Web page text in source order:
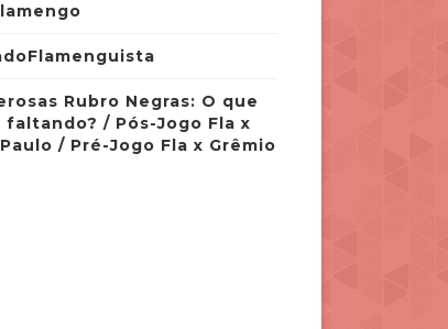
Rubro Negras: O que
faltando? / Pós-Jogo Fla x
/ Pré-Jogo Fla x Grêmio